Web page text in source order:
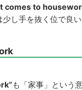
comes to
少し手を抜く位で良い
も「家事」という